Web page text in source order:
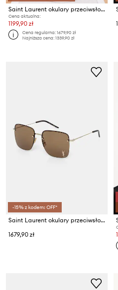
Saint Laurent okulary przeciwsłoneczne
Cena aktualna:
1199,90 zł
Cena regularna:1679,90 zł
Najniższa cena:1339,90 zł
-15% z kodem: OFF*
Saint Laurent okulary przeciwsłoneczne
1679,90 zł